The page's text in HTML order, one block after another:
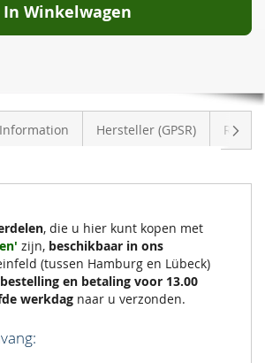
In Winkelwagen
Hersteller (GPSR)
, die u hier kunt kopen met
zijn, beschikbaar in ons
(tussen Hamburg en Lübeck)
bestelling en betaling voor 13.00
werkdag naar u verzonden.